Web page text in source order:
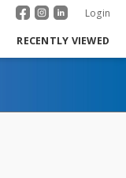
Login
RECENTLY VIEWED